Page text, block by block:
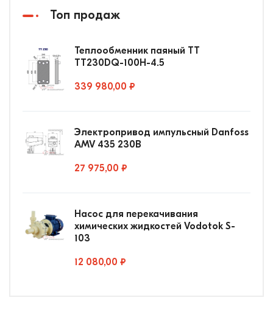
Топ продаж
Теплообменник паяный ТТ
ТТ230DQ-100Н-4.5
339 980,00 ₽
Электропривод импульсный Danfoss
AMV 435 230В
27 975,00 ₽
Насос для перекачивания
химических жидкостей Vodotok S-
103
12 080,00 ₽